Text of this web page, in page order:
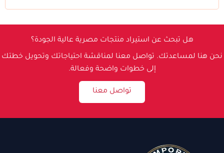
هل تبحث عن استيراد منتجات مصرية عالية الجودة؟
نحن هنا لمساعدتك. تواصل معنا لمناقشة احتياجاتك وتحويل خطتك
إلى خطوات واضحة وفعالة.
تواصل معنا